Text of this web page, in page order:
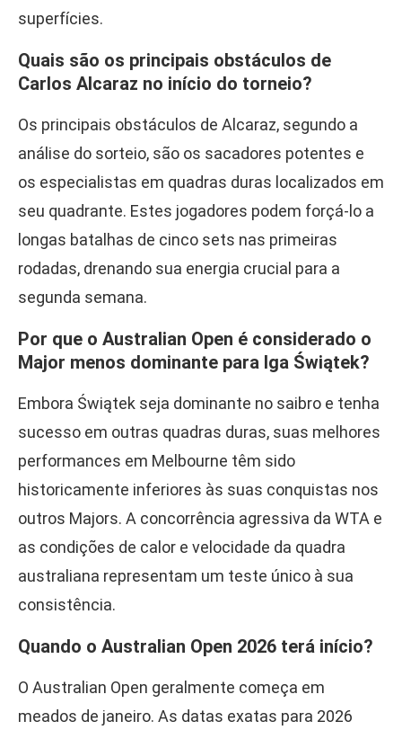
superfícies.
Quais são os principais obstáculos de
Carlos Alcaraz no início do torneio?
Os principais obstáculos de Alcaraz, segundo a
análise do sorteio, são os sacadores potentes e
os especialistas em quadras duras localizados em
seu quadrante. Estes jogadores podem forçá-lo a
longas batalhas de cinco sets nas primeiras
rodadas, drenando sua energia crucial para a
segunda semana.
Por que o Australian Open é considerado o
Major menos dominante para Iga Świątek?
Embora Świątek seja dominante no saibro e tenha
sucesso em outras quadras duras, suas melhores
performances em Melbourne têm sido
historicamente inferiores às suas conquistas nos
outros Majors. A concorrência agressiva da WTA e
as condições de calor e velocidade da quadra
australiana representam um teste único à sua
consistência.
Quando o Australian Open 2026 terá início?
O Australian Open geralmente começa em
meados de janeiro. As datas exatas para 2026